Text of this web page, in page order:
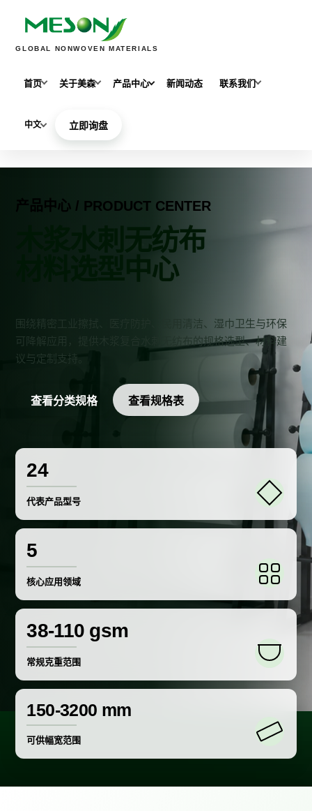
GLOBAL NONWOVEN MATERIALS
首页 关于美森 产品中心 新闻动态 联系我们
中文 立即询盘
产品中心 / PRODUCT CENTER
木浆水刺无纺布
材料选型中心
围绕精密工业擦拭、医疗防护、民用清洁、湿巾卫生与环保
可降解应用，提供木浆复合水刺无纺布的规格选型、材料建
议与定制支持。
查看分类规格 查看规格表
24
代表产品型号
5
核心应用领域
38-110 gsm
常规克重范围
150-3200 mm
可供幅宽范围